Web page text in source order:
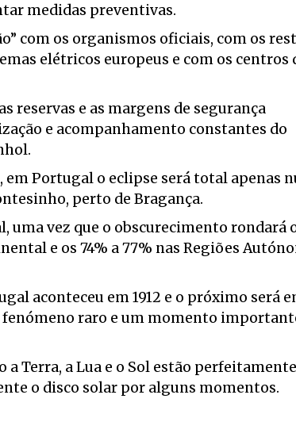
medidas preventivas.
com os organismos oficiais, com os
elétricos europeus e com os centros
reservas e as margens de segurança
e acompanhamento constantes do
em Portugal o eclipse será total apenas
perto de Bragança.
uma vez que o obscurecimento rondará
e os 74% a 77% nas Regiões
aconteceu em 1912 e o próximo será
fenómeno raro e um momento
Terra, a Lua e o Sol estão perfeitamente
o disco solar por alguns momentos.